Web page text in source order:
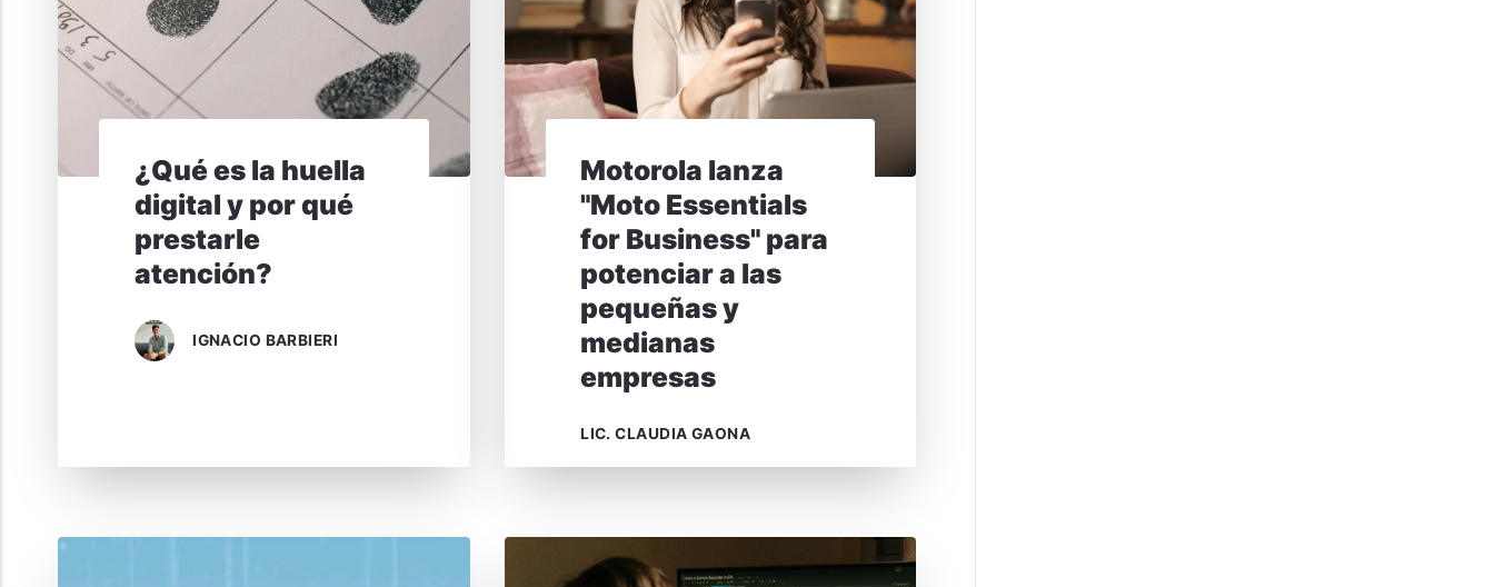
¿Qué es la huella
digital y por qué
prestarle
atención?
IGNACIO BARBIERI
Motorola lanza
"Moto Essentials
for Business" para
potenciar a las
pequeñas y
medianas
empresas
LIC. CLAUDIA GAONA